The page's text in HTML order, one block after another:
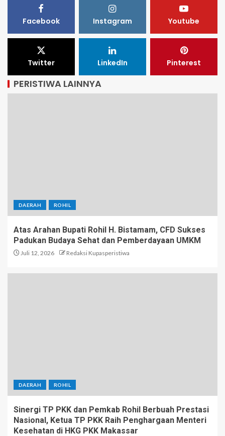
Facebook Instagram Youtube
Twitter LinkedIn Pinterest
PERISTIWA LAINNYA
DAERAH ROHIL
Atas Arahan Bupati Rohil H. Bistamam, CFD Sukses
Padukan Budaya Sehat dan Pemberdayaan UMKM
Juli 12, 2026 Redaksi Kupasperistiwa
DAERAH ROHIL
Sinergi TP PKK dan Pemkab Rohil Berbuah Prestasi
Nasional, Ketua TP PKK Raih Penghargaan Menteri
Kesehatan di HKG PKK Makassar